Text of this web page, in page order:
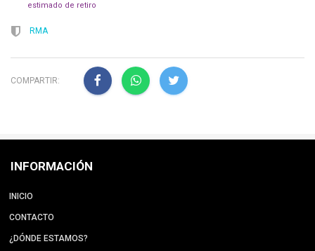
estimado de retiro
RMA
COMPARTIR:
INFORMACIÓN
INICIO
CONTACTO
¿DÓNDE ESTAMOS?